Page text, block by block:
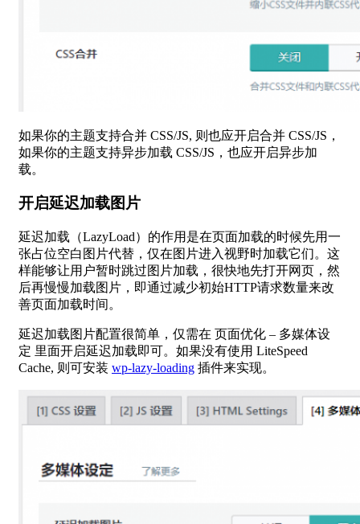
如果你的主题支持合并 CSS/JS, 则也应开启合并 CSS/JS，
如果你的主题支持异步加载 CSS/JS，也应开启异步加
载。
开启延迟加载图片
延迟加载（LazyLoad）的作用是在页面加载的时候先用一
张占位空白图片代替，仅在图片进入视野时加载它们。这
样能够让用户暂时跳过图片加载，很快地先打开网页，然
后再慢慢加载图片，即通过减少初始HTTP请求数量来改
善页面加载时间。
延迟加载图片配置很简单，仅需在 页面优化 – 多媒体设
定 里面开启延迟加载即可。如果没有使用 LiteSpeed
Cache, 则可安装 wp-lazy-loading 插件来实现。